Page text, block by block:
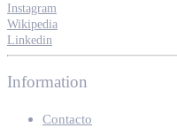
Instagram
Wikipedia
Linkedin
Information
Contacto